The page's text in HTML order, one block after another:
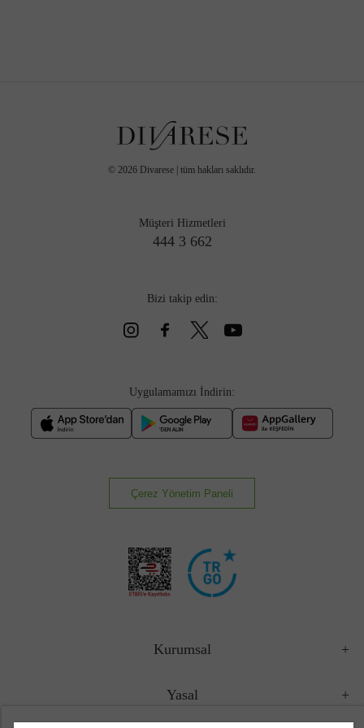
© 2026 Divarese | tüm hakları saklıdır.
Müşteri Hizmetleri
444 3 662
Bizi takip edin:
Uygulamamızı İndirin:
Çerez Yönetim Paneli
Kurumsal
Yasal